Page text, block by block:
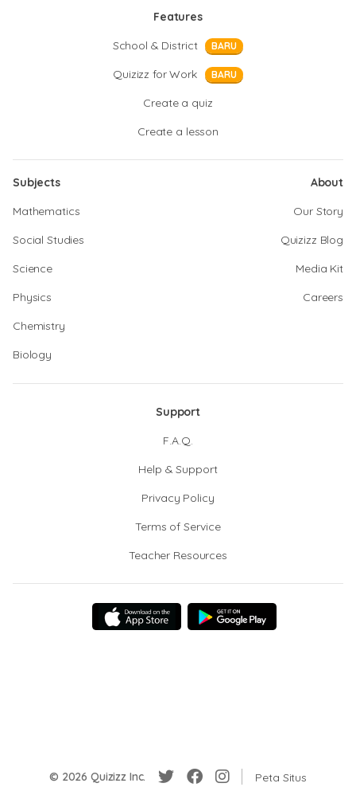
Features
School & District
BARU
Quizizz for Work BARU
Create a quiz
Create a lesson
Subjects
Mathematics
Social Studies
Science
Physics
Chemistry
Biology
About
Our Story
Quizizz Blog
Media Kit
Careers
Support
F.A.Q.
Help & Support
Privacy Policy
Terms of Service
Teacher Resources
© 2026 Quizizz Inc. Peta Situs